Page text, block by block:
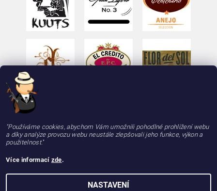
2026 © deLAMOTT, e-shop - doutniky24.cz, doutníky se zárukou 100% kvality, rychle a
"Používáme cookies, abychom Vám umožnili pohodlné prohlížení webu
a díky analýze provozu webu neustále zlepšovali jeho funkce, výkon a
použitelnost."
Více informací zde.
NASTAVENÍ